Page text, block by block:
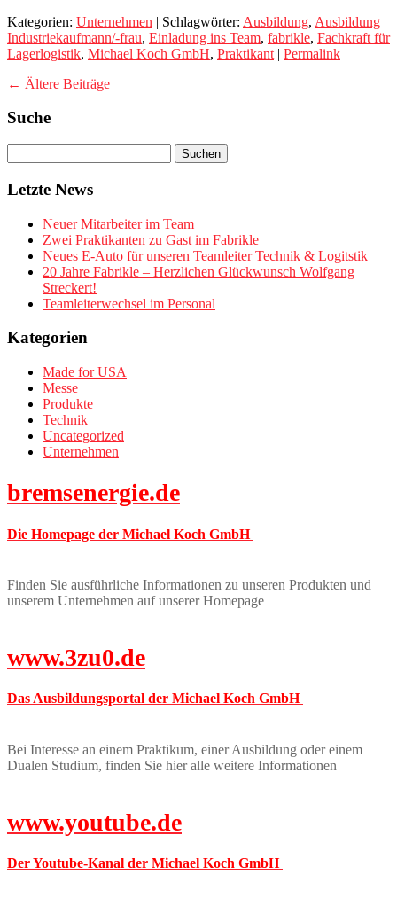
Kategorien: Unternehmen | Schlagwörter: Ausbildung, Ausbildung
Industriekaufmann/-frau, Einladung ins Team, fabrikle, Fachkraft für
Lagerlogistik, Michael Koch GmbH, Praktikant | Permalink
← Ältere Beiträge
Suche
Letzte News
Neuer Mitarbeiter im Team
Zwei Praktikanten zu Gast im Fabrikle
Neues E-Auto für unseren Teamleiter Technik & Logitstik
20 Jahre Fabrikle – Herzlichen Glückwunsch Wolfgang
Streckert!
Teamleiterwechsel im Personal
Kategorien
Made for USA
Messe
Produkte
Technik
Uncategorized
Unternehmen
bremsenergie.de
Die Homepage der Michael Koch GmbH
Finden Sie ausführliche Informationen zu unseren Produkten und
unserem Unternehmen auf unserer Homepage
www.3zu0.de
Das Ausbildungsportal der Michael Koch GmbH
Bei Interesse an einem Praktikum, einer Ausbildung oder einem
Dualen Studium, finden Sie hier alle weitere Informationen
www.youtube.de
Der Youtube-Kanal der Michael Koch GmbH